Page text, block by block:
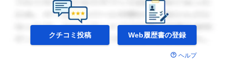
クチコミ投稿 Web履歴書の登録
ヘルプ